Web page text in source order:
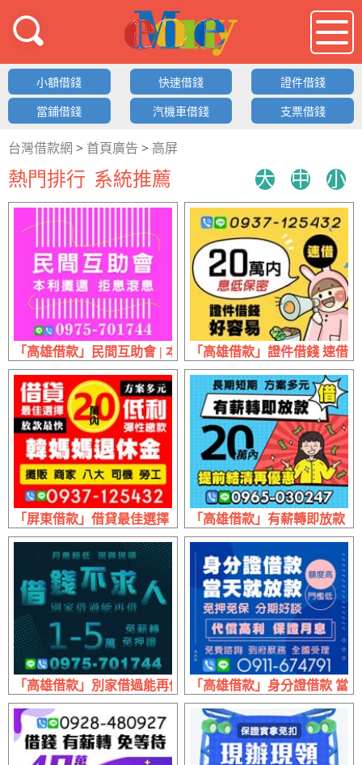
借錢LOGO
小額借錢 快速借錢 證件借錢
當鋪借錢 汽機車借錢 支票借錢
台灣借款網 > 首頁廣告 > 高屏
熱門排行 系統推薦 大 中 小
「高雄借款」民間互助會 | 本利攤還 拒息滾息「高雄借款」證件借錢 速借
「屏東借款」借貸最佳選擇 韓媽媽退休金 | 20萬內 放款最快
「高雄借款」有薪轉即放款
「高雄借款」別家借過能再借 月息超低現辦現領 | 1~5萬 免
「高雄借款」身分證借款 當